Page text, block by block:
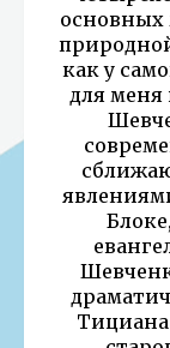
основных
как у
для меня
Тициана